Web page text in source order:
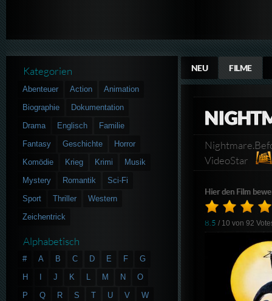
NEU FILME
VideoStar
Hier den Film
8.5 / 10 von92
Kategorien
Abenteuer Action
Animation
Biographie
Dokumentation
Drama
Englisch
Familie
Fantasy
Geschichte
Horror
Komödie
Krieg Krimi
Musik
Mystery
Romantik
Sci-Fi
Sport
Thriller
Western
Zeichentrick
Alphabetisch
# A B C D E F
G
H
J K L M N
O
P
Q R S T U V
W